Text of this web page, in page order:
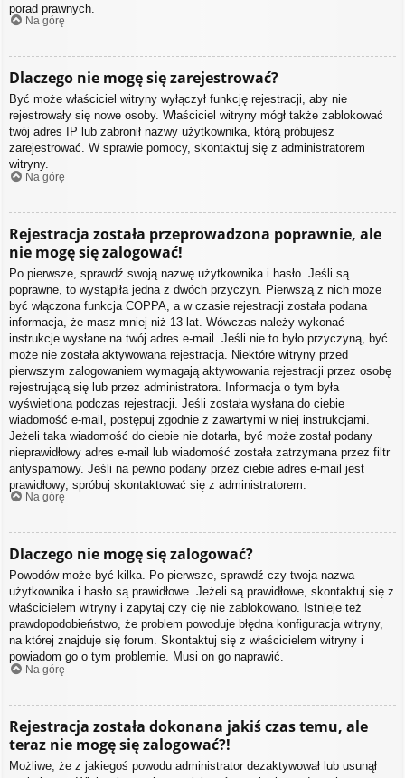
porad prawnych.
Na górę
Dlaczego nie mogę się zarejestrować?
Być może właściciel witryny wyłączył funkcję rejestracji, aby nie
rejestrowały się nowe osoby. Właściciel witryny mógł także zablokować
twój adres IP lub zabronił nazwy użytkownika, którą próbujesz
zarejestrować. W sprawie pomocy, skontaktuj się z administratorem
witryny.
Na górę
Rejestracja została przeprowadzona poprawnie, ale
nie mogę się zalogować!
Po pierwsze, sprawdź swoją nazwę użytkownika i hasło. Jeśli są
poprawne, to wystąpiła jedna z dwóch przyczyn. Pierwszą z nich może
być włączona funkcja COPPA, a w czasie rejestracji została podana
informacja, że masz mniej niż 13 lat. Wówczas należy wykonać
instrukcje wysłane na twój adres e-mail. Jeśli nie to było przyczyną, być
może nie została aktywowana rejestracja. Niektóre witryny przed
pierwszym zalogowaniem wymagają aktywowania rejestracji przez osobę
rejestrującą się lub przez administratora. Informacja o tym była
wyświetlona podczas rejestracji. Jeśli została wysłana do ciebie
wiadomość e-mail, postępuj zgodnie z zawartymi w niej instrukcjami.
Jeżeli taka wiadomość do ciebie nie dotarła, być może został podany
nieprawidłowy adres e-mail lub wiadomość została zatrzymana przez filtr
antyspamowy. Jeśli na pewno podany przez ciebie adres e-mail jest
prawidłowy, spróbuj skontaktować się z administratorem.
Na górę
Dlaczego nie mogę się zalogować?
Powodów może być kilka. Po pierwsze, sprawdź czy twoja nazwa
użytkownika i hasło są prawidłowe. Jeżeli są prawidłowe, skontaktuj się z
właścicielem witryny i zapytaj czy cię nie zablokowano. Istnieje też
prawdopodobieństwo, że problem powoduje błędna konfiguracja witryny,
na której znajduje się forum. Skontaktuj się z właścicielem witryny i
powiadom go o tym problemie. Musi on go naprawić.
Na górę
Rejestracja została dokonana jakiś czas temu, ale
teraz nie mogę się zalogować?!
Możliwe, że z jakiegoś powodu administrator dezaktywował lub usunął